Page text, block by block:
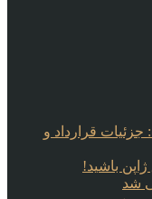
قرارداد و
باشید!
شد